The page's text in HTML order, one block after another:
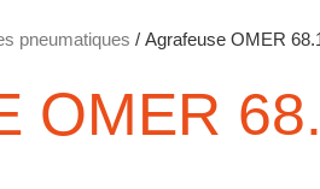
pneumatiques / Agrafeuse OMER
OMER